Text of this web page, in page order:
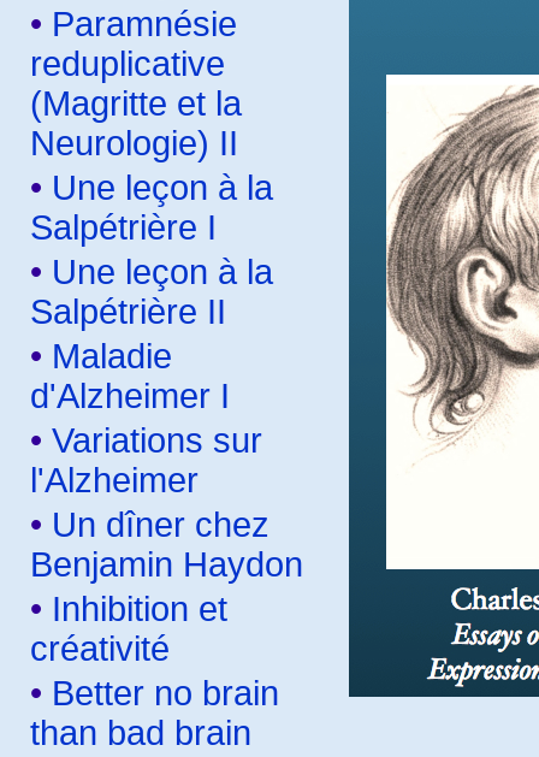
• Paramnésie
reduplicative
(Magritte et la
Neurologie) II
• Une leçon à la
Salpétrière I
• Une leçon à la
Salpétrière II
• Maladie
d'Alzheimer I
• Variations sur
l'Alzheimer
• Un dîner chez
Benjamin Haydon
• Inhibition et
créativité
• Better no brain
than bad brain